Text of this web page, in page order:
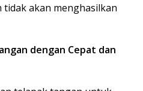
akan menghasilkan
dengan Cepat dan